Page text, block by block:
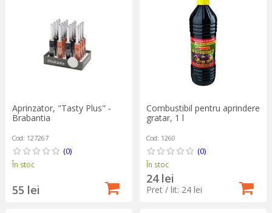
Aprinzator, "Tasty Plus" -
Brabantia
Cod: 127267
(0)
În stoc
55 lei
Combustibil pentru aprindere
gratar, 1 l
Cod: 1260
(0)
În stoc
24 lei
Pret / lit: 24 lei